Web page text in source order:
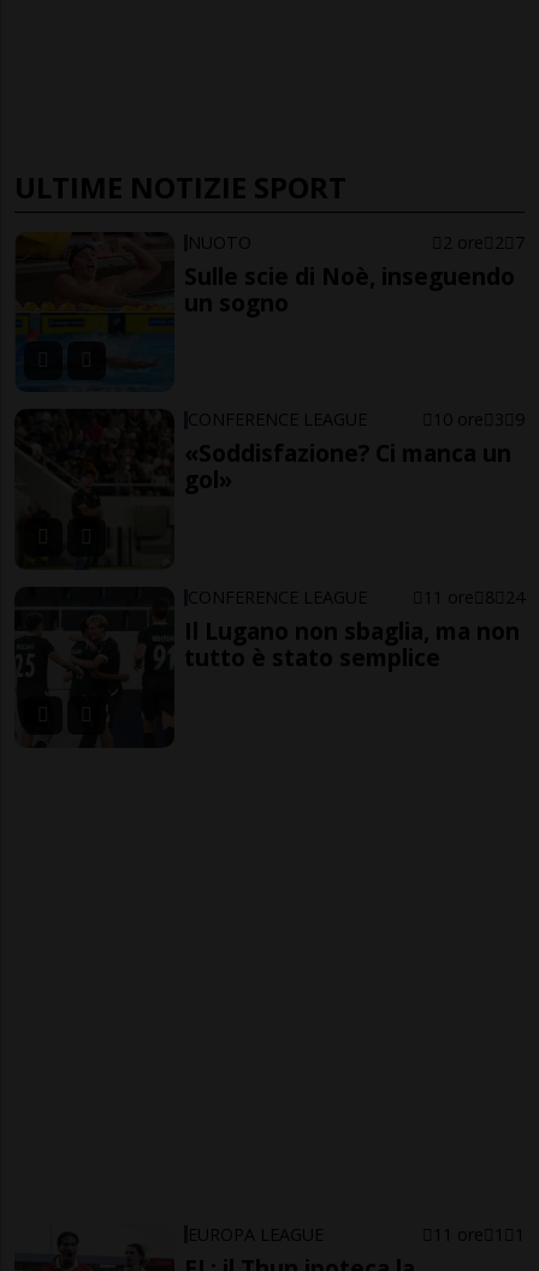
ULTIME NOTIZIE SPORT
NUOTO 2 ore 2 7
Sulle scie di Noè, inseguendo
un sogno
CONFERENCE LEAGUE 10 ore 3 9
«Soddisfazione? Ci manca un
gol»
CONFERENCE LEAGUE 11 ore 8 24
Il Lugano non sbaglia, ma non
tutto è stato semplice
EUROPA LEAGUE 11 ore 1 1